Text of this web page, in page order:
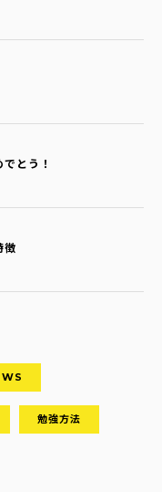
とう！
徴
勉強方法